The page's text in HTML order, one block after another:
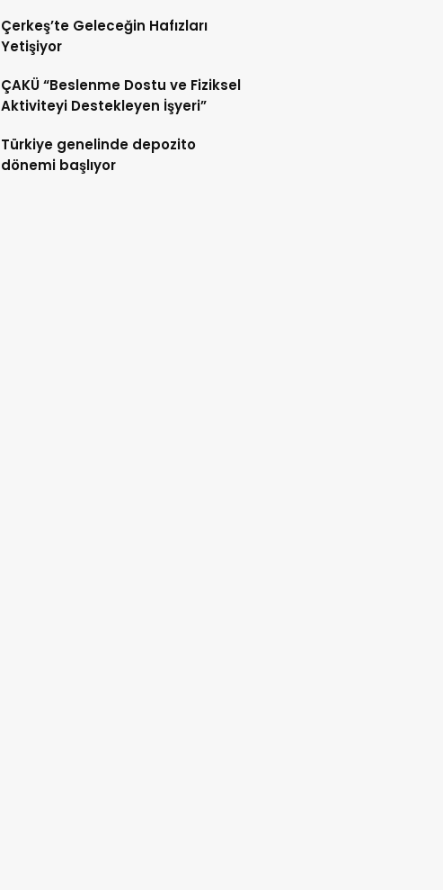
Çerkeş’te Geleceğin Hafızları
Yetişiyor
ÇAKÜ “Beslenme Dostu ve Fiziksel
Aktiviteyi Destekleyen İşyeri”
Türkiye genelinde depozito
dönemi başlıyor